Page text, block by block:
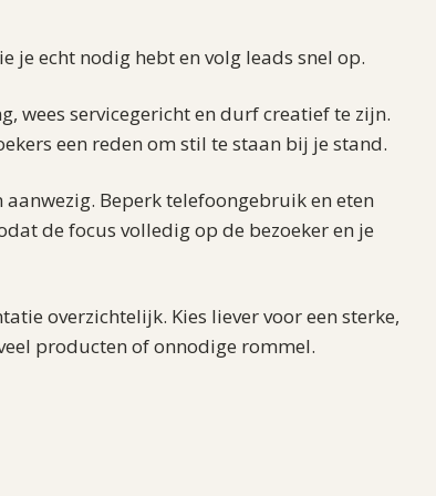
je echt nodig hebt en volg leads snel op.
wees servicegericht en durf creatief te zijn.
een reden om stil te staan bij je stand.
Beperk telefoongebruik en eten
de focus volledig op de bezoeker en je
overzichtelijk. Kies liever voor een sterke,
producten of onnodige rommel.